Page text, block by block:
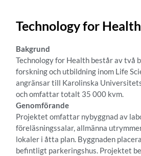
Technology for Health
Bakgrund
Technology for Health består av två
forskning och utbildning inom Life
angränsar till Karolinska
och omfattar totalt 35 000 kvm.
Genomförande
Projektet omfattar nybyggnad av
föreläsningssalar, allmänna
lokaler i åtta plan. Byggnaden
befintligt parkeringshus. Projektet